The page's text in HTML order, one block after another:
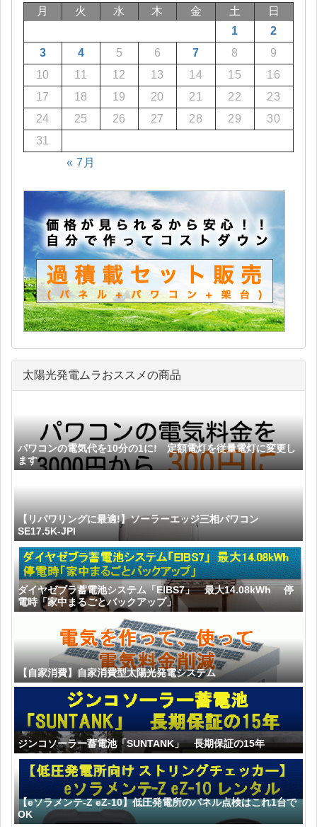
月
火 水 木 金 土 日
« 7月
1
2
3
4 5 6 7 8
9
10
11 12 13 14 15
16
17
18 19 20 21 22
23
24
25 26 27 28 29
30
31
太陽光発電ムラおススメの商品
パワコンの電気代を10分の1に! 定額電灯を従量電灯に変更し
ます
【リパワリングに最適!】ソーラーエッジ三相パワコン
SE17.5K-JPI
ダイヤゼブラ蓄電池システム「EIBS7」 最大14.08kWh 停
電時「家中まるごとバックアップ」
【自家消費】自家消費型太陽光発電システム
ジンコソーラー蓄電池「SUNTANK」 長期保証の15年
【eソラメンテ-Z eZ-10】低圧発電所のパネル点検はこれ1台で
OK